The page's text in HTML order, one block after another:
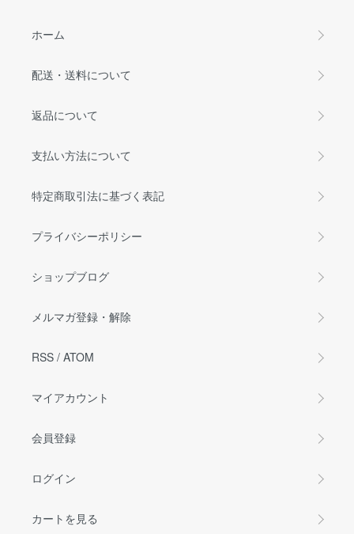
ホーム
配送・送料について
返品について
支払い方法について
特定商取引法に基づく表記
プライバシーポリシー
ショップブログ
メルマガ登録・解除
RSS / ATOM
マイアカウント
会員登録
ログイン
カートを見る